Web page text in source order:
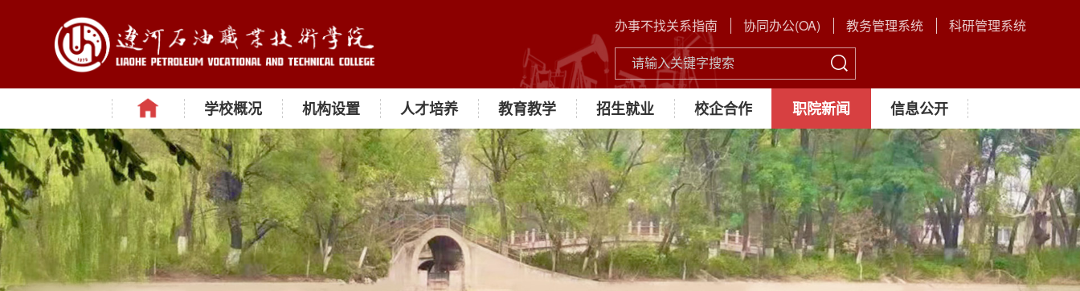
办事不找关系指南 协同办公(OA) 教务管理系统 科研管理系统
学校概况 机构设置 人才培养 教育教学 招生就业 校企合作 职院新闻 信息公开